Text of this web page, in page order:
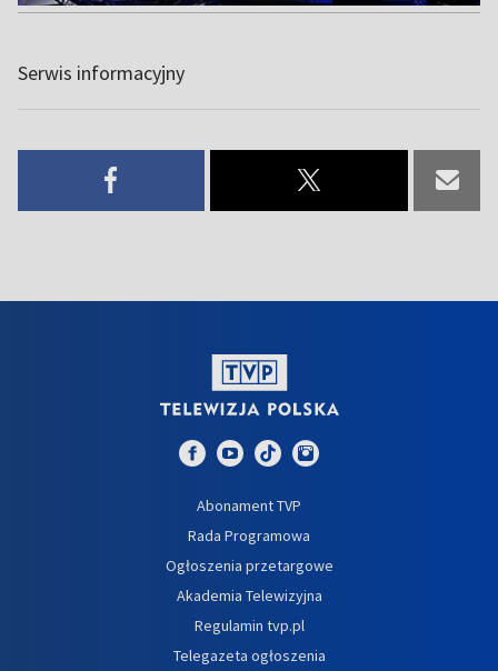
Serwis informacyjny
Abonament TVP
Rada Programowa
Ogłoszenia przetargowe
Akademia Telewizyjna
Regulamin tvp.pl
Telegazeta ogłoszenia